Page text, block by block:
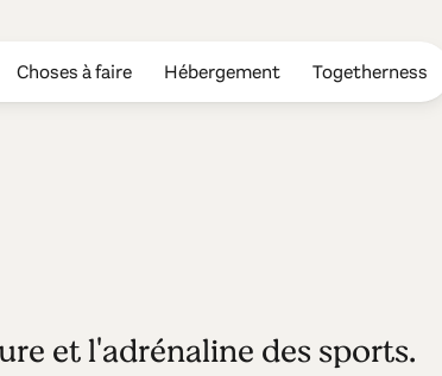
Choses à faire Hébergement Togetherness
Spa
et l'adrénaline des sports.